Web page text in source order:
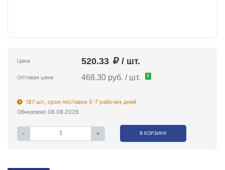
Цена 520.33 / шт.
Оптовая цена 468.30 руб. / шт. !
187 шт., срок поставки 5-7 рабочих дней
Обновлено 08.08.2026
- + В КОРЗИНУ